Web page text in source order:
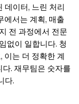
데이터, 느린 처리
에서는 계획, 매출
전 과정에서 전문
없이 일합니다. 청
이는 더 정확한 계
. 재무팀은 숫자를
다.